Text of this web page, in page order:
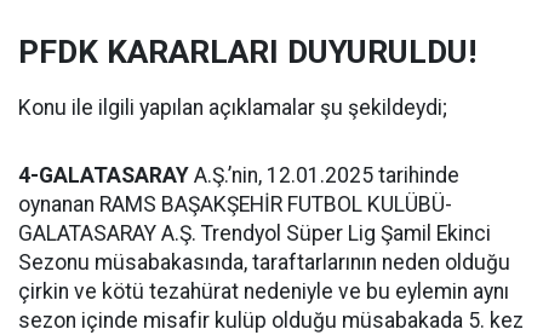
PFDK KARARLARI DUYURULDU!
Konu ile ilgili yapılan açıklamalar şu şekildeydi;
4-GALATASARAY A.Ş.’nin, 12.01.2025 tarihinde
oynanan RAMS BAŞAKŞEHİR FUTBOL KULÜBÜ-
GALATASARAY A.Ş. Trendyol Süper Lig Şamil Ekinci
Sezonu müsabakasında, taraftarlarının neden olduğu
çirkin ve kötü tezahürat nedeniyle ve bu eylemin aynı
sezon içinde misafir kulüp olduğu müsabakada 5. kez